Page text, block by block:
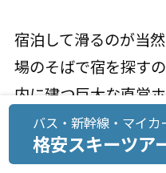
宿泊して滑るのが当
場のそばで宿を探す
内に建つ巨大な直営
ション村」も、そう
光景です。ですが、
バス・新幹線・マイ
格安スキーツア